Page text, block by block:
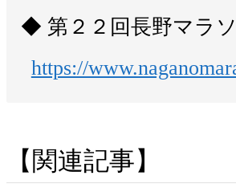
第２２回長野マラ
https://
関連記事